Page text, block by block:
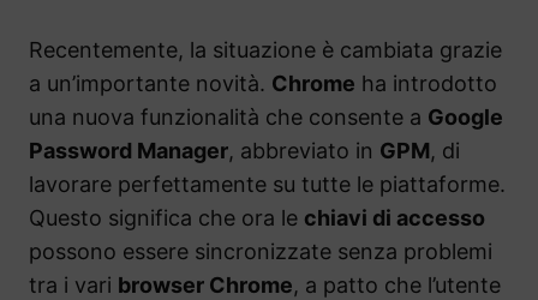
Recentemente, la situazione è cambiata grazie
a un’importante novità. Chrome ha introdotto
una nuova funzionalità che consente a Google
Password Manager, abbreviato in GPM, di
lavorare perfettamente su tutte le piattaforme.
Questo significa che ora le chiavi di accesso
possono essere sincronizzate senza problemi
tra i vari browser Chrome, a patto che l’utente